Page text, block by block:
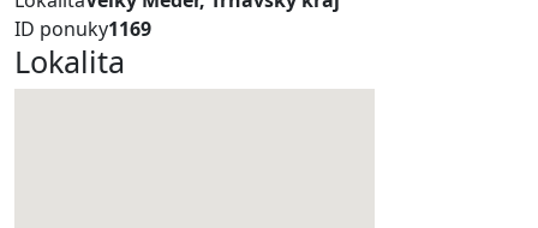
ID ponuky1169
Lokalita